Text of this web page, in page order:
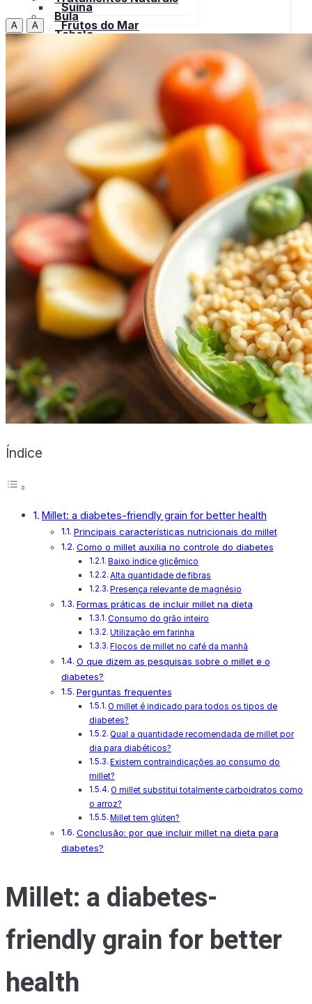
Suína
Frutos do Mar
Cereais
Frutas
Gorduras e Óleos
Leite e Derivados
Verduras, Hortaliças
Bula
X
Bula
Tabela
Nutricional
Open menu
Bebidas
Carnes
Bovina
Frango
Peru
Suína
Frutos do Mar
Cereais
Frutas
Gorduras e Óleos
Leite e Derivados
Verduras, Hortaliças
Bula
A A
Índice
Millet: a diabetes-friendly grain for better health
Principais características nutricionais do millet
Como o millet auxilia no controle do diabetes
Baixo índice glicêmico
Alta quantidade de fibras
Presença relevante de magnésio
Formas práticas de incluir millet na dieta
Consumo do grão inteiro
Utilização em farinha
Flocos de millet no café da manhã
O que dizem as pesquisas sobre o millet e o
diabetes?
Perguntas frequentes
O millet é indicado para todos os tipos de
diabetes?
Qual a quantidade recomendada de millet por
dia para diabéticos?
Existem contraindicações ao consumo do
millet?
O millet substitui totalmente carboidratos como
o arroz?
Millet tem glúten?
Conclusão: por que incluir millet na dieta para
diabetes?
Millet: a diabetes-
friendly grain for better
health